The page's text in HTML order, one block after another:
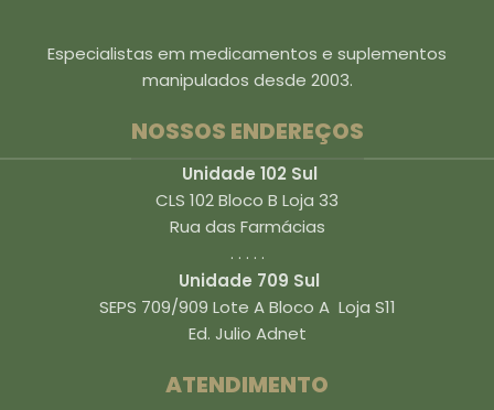
Especialistas em medicamentos e suplementos
manipulados desde 2003.
NOSSOS ENDEREÇOS
Unidade 102 Sul
CLS 102 Bloco B Loja 33
Rua das Farmácias
. . . . .
Unidade 709 Sul
SEPS 709/909 Lote A Bloco A Loja S11
Ed. Julio Adnet
ATENDIMENTO